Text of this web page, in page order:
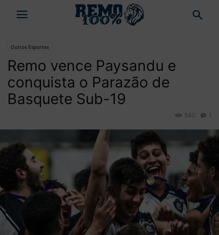
Outros Esportes
Remo vence Paysandu e
conquista o Parazão de
Basquete Sub-19
1
540